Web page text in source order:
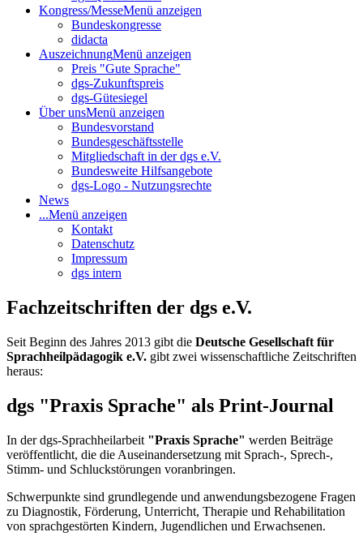
Kongress/MesseMenü anzeigen
Bundeskongresse
didacta
AuszeichnungMenü anzeigen
Preis "Gute Sprache"
dgs-Zukunftspreis
dgs-Gütesiegel
Über unsMenü anzeigen
Bundesvorstand
Bundesgeschäftsstelle
Mitgliedschaft in der dgs e.V.
Bundesweite Hilfsangebote
dgs-Logo - Nutzungsrechte
News
...Menü anzeigen
Kontakt
Datenschutz
Impressum
dgs intern
Fachzeitschriften der dgs e.V.
Seit Beginn des Jahres 2013 gibt die Deutsche Gesellschaft für
Sprachheilpädagogik e.V. gibt zwei wissenschaftliche Zeitschriften
heraus:
dgs "Praxis Sprache" als Print-Journal
In der dgs-Sprachheilarbeit "Praxis Sprache" werden Beiträge
veröffentlicht, die die Auseinandersetzung mit Sprach-, Sprech-,
Stimm- und Schluckstörungen voranbringen.
Schwerpunkte sind grundlegende und anwendungsbezogene Fragen
zu Diagnostik, Förderung, Unterricht, Therapie und Rehabilitation
von sprachgestörten Kindern, Jugendlichen und Erwachsenen.